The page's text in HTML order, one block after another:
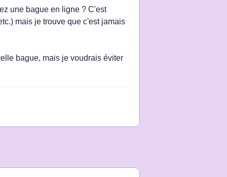
une bague en ligne ? C'est
mais je trouve que c'est jamais
bague, mais je voudrais éviter